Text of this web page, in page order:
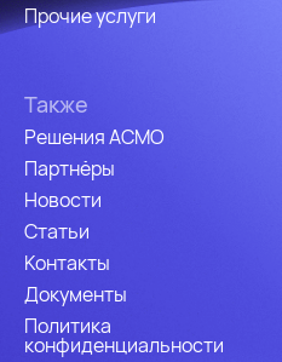
Прочие услуги
Также
Решения АСМО
Партнёры
Новости
Статьи
Контакты
Документы
Политика
конфиденциальности